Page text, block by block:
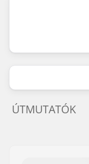
ÚTMUTATÓK